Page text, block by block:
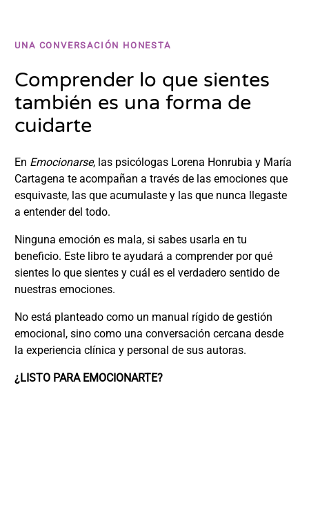
UNA CONVERSACIÓN HONESTA
Comprender lo que sientes
también es una forma de
cuidarte
En Emocionarse, las psicólogas Lorena Honrubia y María
Cartagena te acompañan a través de las emociones que
esquivaste, las que acumulaste y las que nunca llegaste
a entender del todo.
Ninguna emoción es mala, si sabes usarla en tu
beneficio. Este libro te ayudará a comprender por qué
sientes lo que sientes y cuál es el verdadero sentido de
nuestras emociones.
No está planteado como un manual rígido de gestión
emocional, sino como una conversación cercana desde
la experiencia clínica y personal de sus autoras.
¿LISTO PARA EMOCIONARTE?